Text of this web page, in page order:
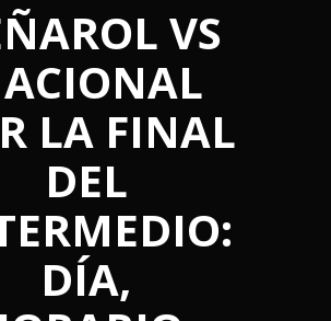
VS
LA FINAL
DEL
DÍA,